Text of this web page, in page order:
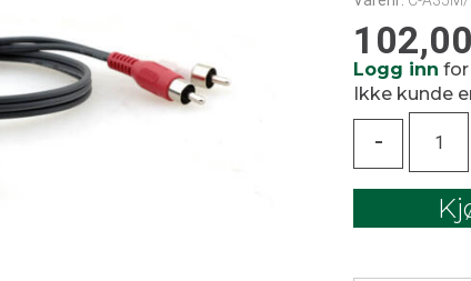
102,00
Logg inn for
Ikke kunde
-